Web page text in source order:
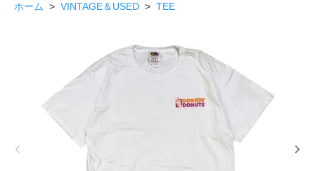
ホーム > VINTAGE＆USED > TEE